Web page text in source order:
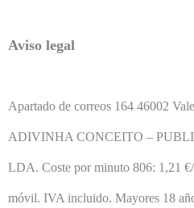
Aviso legal
Apartado de correos 164 46002
ADIVINHA CONCEITO –
LDA. Coste por minuto 806: 1,21
móvil. IVA incluido. Mayores 18